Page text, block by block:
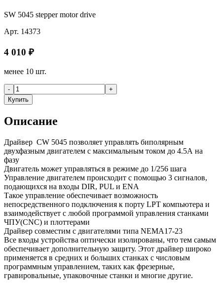
SW 5045 stepper motor drive
Арт. 14373
4 010 ₽
менее 10 шт.
-
+
Купить
Описание
Драйвер CW 5045 позволяет управлять биполярным
двухфазным двигателем с максимальным током до 4.5А на
фазу
Двигатель может управляться в режиме до 1/256 шага
Управление двигателем происходит с помощью 3 сигналов,
подающихся на входы DIR, PUL и ENA
Такое управление обеспечивает возможность
непосредственного подключения к порту LPT компьютера и
взаимодействует с любой программой управления станками
ЧПУ(CNC) и плоттерами
Драйвер совместим с двигателями типа NEMA17-23
Все входы устройства оптически изолированы, что тем самым
обеспечивает дополнительную защиту. Этот драйвер широко
применяется в средних и больших станках с числовым
программным управлением, таких как фрезерные,
гравировальные, упаковочные станки и многие другие.